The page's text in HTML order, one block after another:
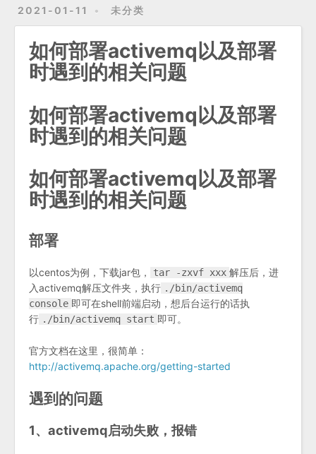
2021-01-11 未分类
如何部署activemq以及部署
时遇到的相关问题
如何部署activemq以及部署
时遇到的相关问题
如何部署activemq以及部署
时遇到的相关问题
部署
以centos为例，下载jar包， tar -zxvf xxx 解压后，进
入activemq解压文件夹，执行 ./bin/activemq
console 即可在shell前端启动，想后台运行的话执
行 ./bin/activemq start 即可。
官方文档在这里，很简单：
http://activemq.apache.org/getting-started
遇到的问题
1、activemq启动失败，报错